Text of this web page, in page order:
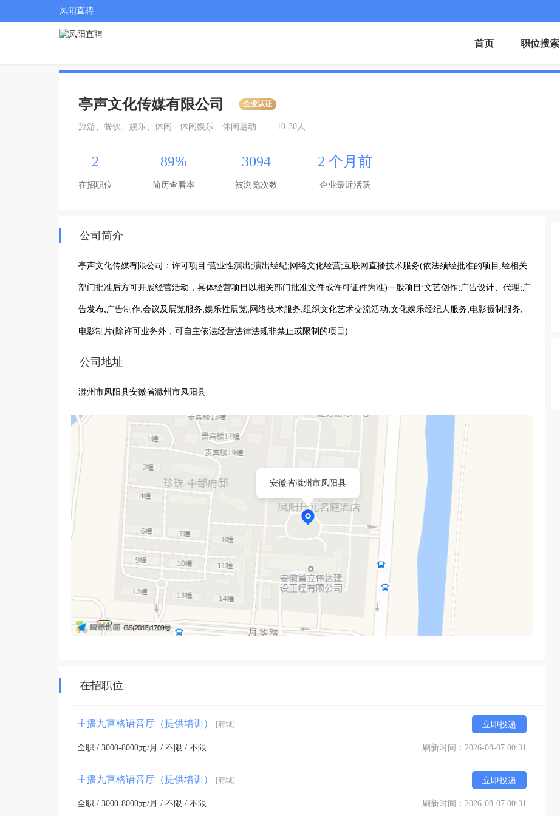
凤阳直聘
首页 职位搜索
亭声文化传媒有限公司 企业认证
旅游、餐饮、娱乐、休闲 - 休闲娱乐、休闲运动 10-30人
2
在招职位
89%
简历查看率
3094
被浏览次数
2 个月前
企业最近活跃
公司简介
亭声文化传媒有限公司：许可项目:营业性演出;演出经纪;网络文化经营;互联网直播技术服务(依法须经批准的项目,经相关
部门批准后方可开展经营活动，具体经营项目以相关部门批准文件或许可证件为准)一般项目:文艺创作;广告设计、代理;广
告发布;广告制作;会议及展览服务;娱乐性展览;网络技术服务;组织文化艺术交流活动;文化娱乐经纪人服务;电影摄制服务;
电影制片(除许可业务外，可自主依法经营法律法规非禁止或限制的项目)
公司地址
滁州市凤阳县安徽省滁州市凤阳县
安徽省滁州市凤阳县
在招职位
主播九宫格语音厅（提供培训） [府城] 立即投递
全职 / 3000-8000元/月 / 不限 / 不限 刷新时间：2026-08-07 00:31
主播九宫格语音厅（提供培训） [府城] 立即投递
全职 / 3000-8000元/月 / 不限 / 不限 刷新时间：2026-08-07 00:31